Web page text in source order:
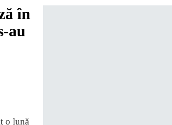
în
au